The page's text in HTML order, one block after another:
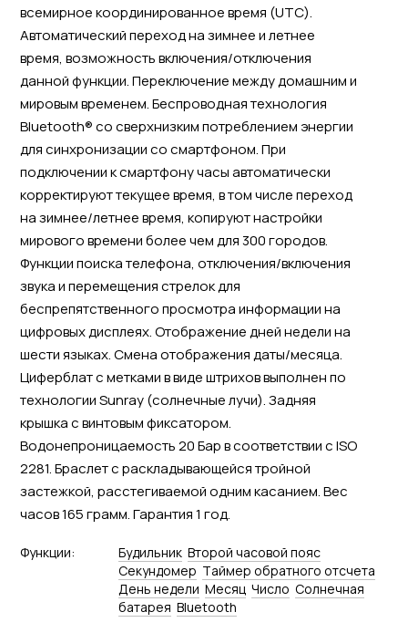
всемирное координированное время (UTC).
Автоматический переход на зимнее и летнее
время, возможность включения/отключения
данной функции. Переключение между домашним и
мировым временем. Беспроводная технология
Bluetooth® со сверхнизким потреблением энергии
для синхронизации со смартфоном. При
подключении к смартфону часы автоматически
корректируют текущее время, в том числе переход
на зимнее/летнее время, копируют настройки
мирового времени более чем для 300 городов.
Функции поиска телефона, отключения/включения
звука и перемещения стрелок для
беспрепятственного просмотра информации на
цифровых дисплеях. Отображение дней недели на
шести языках. Смена отображения даты/месяца.
Циферблат с метками в виде штрихов выполнен по
технологии Sunray (солнечные лучи). Задняя
крышка с винтовым фиксатором.
Водонепроницаемость 20 Бар в соответствии с ISO
2281. Браслет с раскладывающейся тройной
застежкой, расстегиваемой одним касанием. Вес
часов 165 грамм. Гарантия 1 год.
Функции: Будильник Второй часовой пояс
Секундомер Tаймер обратного отсчета
День недели Месяц Число Солнечная
батарея Bluetooth